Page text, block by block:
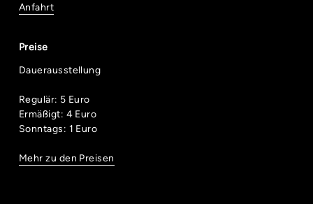
Anfahrt
Preise
Dauerausstellung
Regulär: 5 Euro
Ermäßigt: 4 Euro
Sonntags: 1 Euro
Mehr zu den Preisen